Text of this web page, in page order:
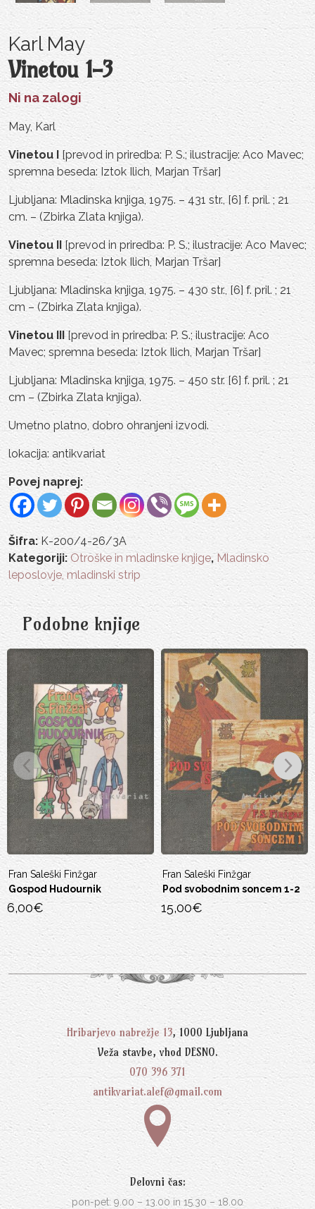
Karl May
Vinetou 1-3
Ni na zalogi
May, Karl
Vinetou I
[prevod in priredba: P. S.; ilustracije: Aco Mavec;
spremna beseda: Iztok Ilich, Marjan Tršar]
Ljubljana: Mladinska knjiga, 1975. – 431 str., [6] f. pril. ; 21
cm. – (Zbirka Zlata knjiga).
Vinetou II
[prevod in priredba: P. S.; ilustracije: Aco Mavec;
spremna beseda: Iztok Ilich, Marjan Tršar]
Ljubljana: Mladinska knjiga, 1975. – 430 str., [6] f. pril. ; 21
cm – (Zbirka Zlata knjiga).
Vinetou III [prevod in priredba: P. S.; ilustracije: Aco
Mavec; spremna beseda: Iztok Ilich, Marjan Tršar]
Ljubljana: Mladinska knjiga, 1975. – 450 str. [6] f. pril. ; 21
cm – (Zbirka Zlata knjiga).
Umetno platno, dobro ohranjeni izvodi.
lokacija: antikvariat
Povej naprej:
Šifra: K-200/4-26/3A
Kategoriji: Otroške in mladinske knjige, Mladinsko
leposlovje, mladinski strip
Podobne knjige
Fran Saleški Finžgar
Pod svobodnim soncem 1-2
15,00€
France Bevk
Mali upornik
4,00€
Hribarjevo nabrežje 13, 1000 Ljubljana
Veža stavbe, vhod DESNO.
070 396 371
antikvariat.alef@gmail.com
Delovni čas:
pon-pet: 9.00 – 13.00 in 15.30 – 18.00